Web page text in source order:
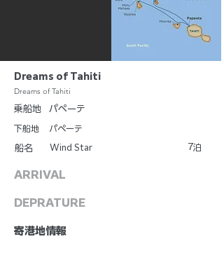
Dreams of Tahiti
Dreams of Tahiti
乗船地
下船地
船名
パペーテ
パペーテ
Wind Star 7泊
ARRIVAL
DEPRATURE
​寄港地情報